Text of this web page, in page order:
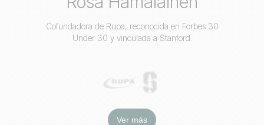
Cofundadora de Rupa, reconocida en Forbes 30
Under 30 y vinculada a Stanford.
Ver más